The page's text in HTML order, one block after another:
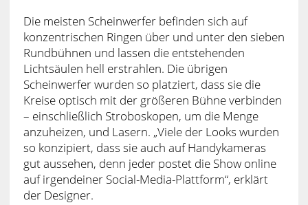
Die meisten Scheinwerfer befinden sich auf
konzentrischen Ringen über und unter den sieben
Rundbühnen und lassen die entstehenden
Lichtsäulen hell erstrahlen. Die übrigen
Scheinwerfer wurden so platziert, dass sie die
Kreise optisch mit der größeren Bühne verbinden
– einschließlich Stroboskopen, um die Menge
anzuheizen, und Lasern. „Viele der Looks wurden
so konzipiert, dass sie auch auf Handykameras
gut aussehen, denn jeder postet die Show online
auf irgendeiner Social-Media-Plattform“, erklärt
der Designer.